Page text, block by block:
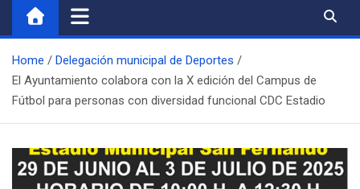
Home
Delegación municipal de Deportes
El Ayuntamiento colabora con la X edición del Campus de
Fútbol para personas con diversidad funcional CDC Estadio